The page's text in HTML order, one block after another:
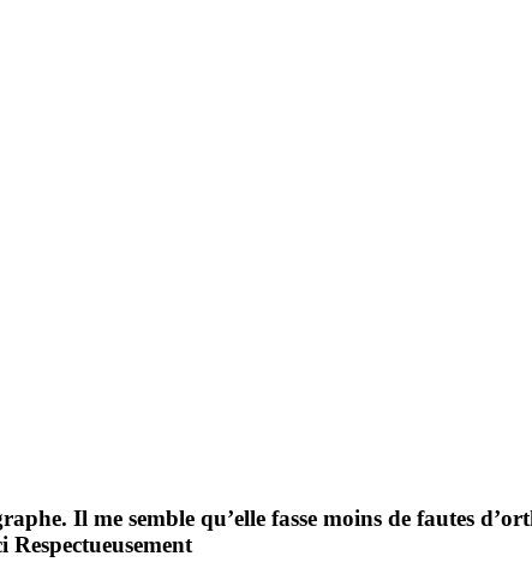
Il me semble qu’elle fasse moins de fautes